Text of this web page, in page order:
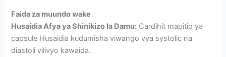
Faida za muundo wake
Husaidia Afya ya Shinikizo la Damu: Cardihit mapitio ya
capsule Husaidia kudumisha viwango vya systolic na
diastoli vilivyo kawaida.